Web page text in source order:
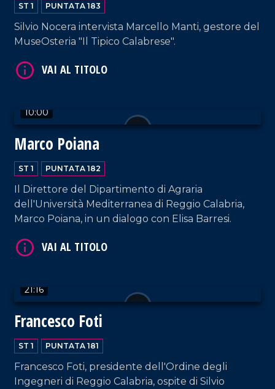
ST 1 PUNTATA 183
Silvio Nocera intervista Marcello Manti, gestore del
MuseOsteria "Il Tipico Calabrese".
10:00
Marco Poiana
ST 1 PUNTATA 182
Il Direttore del Dipartimento di Agraria
dell'Università Mediterranea di Reggio Calabria,
Marco Poiana, in un dialogo con Elisa Barresi.
21:16
Francesco Foti
ST 1 PUNTATA 181
Francesco Foti, presidente dell'Ordine degli
Ingegneri di Reggio Calabria, ospite di Silvio
VAI AL TITOLO
VAI AL TITOLO
VAI AL TITOLO